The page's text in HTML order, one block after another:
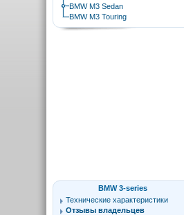
BMW M3 Sedan
BMW M3 Touring
BMW 3-series
Технические характеристики
Отзывы владельцев